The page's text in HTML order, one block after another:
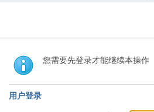
您需要先登录才能继续本操作
用户登录